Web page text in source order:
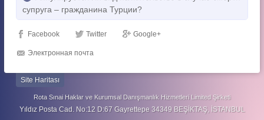
супруга – гражданина Турции?
Facebook Twitter Google+
Электронная почта
Site Haritası
Rota Sınai Haklar ve Kurumsal Danışmanlık Hizmetleri Limited Şirketi
Yıldız Posta Cad. No:12 D:67 Gayrettepe 34349 BEŞİKTAŞ, İSTANBUL